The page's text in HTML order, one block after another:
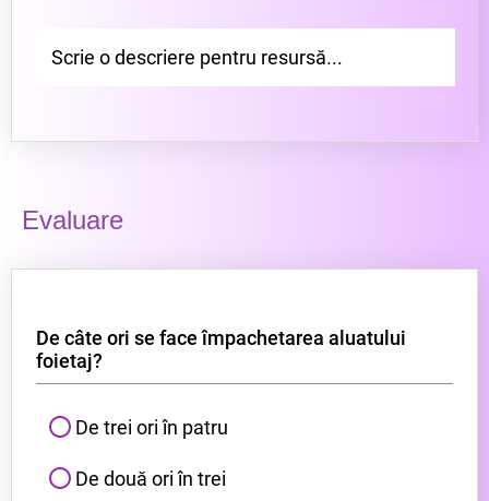
Scrie o descriere pentru resursă...
Evaluare
De câte ori se face împachetarea aluatului
foietaj?
De trei ori în patru
De două ori în trei